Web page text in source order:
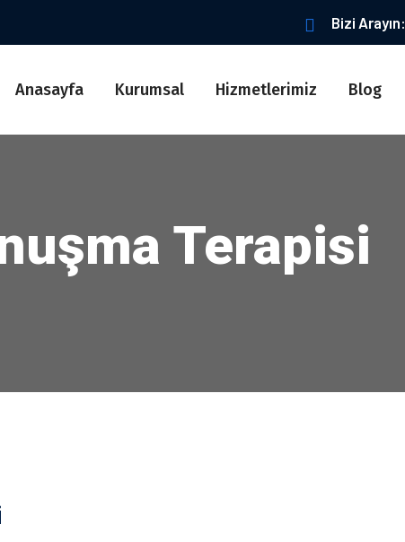
Bizi Arayın:
Anasayfa Kurumsal Hizmetlerimiz Blog
Terapisi